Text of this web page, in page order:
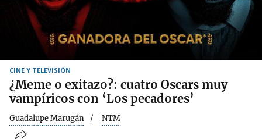
CINE Y TELEVISIÓN
¿Meme o exitazo?: cuatro Oscars muy
vampíricos con ‘Los pecadores’
Guadalupe Marugán NTM